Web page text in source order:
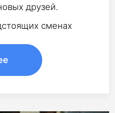
друзей.
сменах